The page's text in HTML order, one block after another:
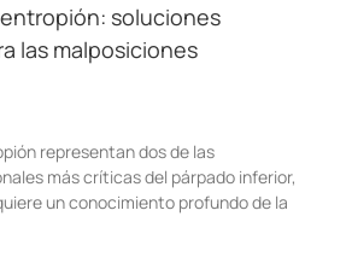
soluciones
las malposiciones
representan dos de las
más críticas del párpado inferior,
un conocimiento profundo de la